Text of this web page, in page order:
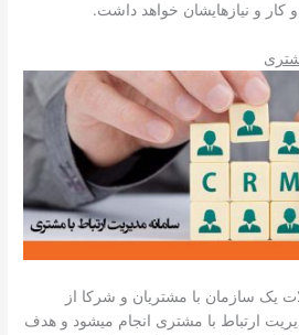
کار و نیاز­هایشان خواهد داشت.
یک سازمان با مشتریان و شرکا از
ارتباط با مشتری انجام می­شود و هدف